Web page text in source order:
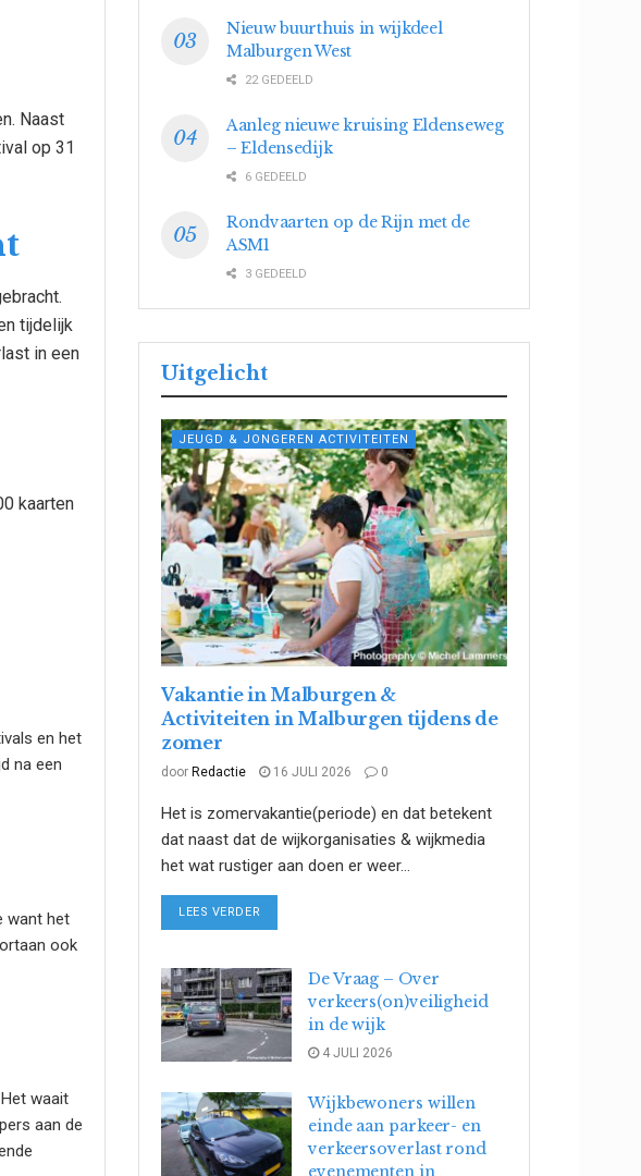
Naast
op 31
tijdelijk
in een
kaarten
en het
na een
want het
ook
waait
aan de
Nieuw buurthuis in wijkdeel
Malburgen West
22 GEDEELD
Aanleg nieuwe kruising Eldenseweg
– Eldensedijk
6 GEDEELD
Rondvaarten op de Rijn met de
ASM1
3 GEDEELD
Uitgelicht
JEUGD & JONGEREN ACTIVITEITEN
Vakantie in Malburgen &
Activiteiten in Malburgen tijdens de
zomer
door Redactie 16 JULI 2026 0
Het is zomervakantie(periode) en dat betekent
dat naast dat de wijkorganisaties & wijkmedia
het wat rustiger aan doen er weer...
LEES VERDER
De Vraag – Over
verkeers(on)veiligheid
in de wijk
4 JULI 2026
Wijkbewoners willen
einde aan parkeer- en
verkeersoverlast rond
evenementen in